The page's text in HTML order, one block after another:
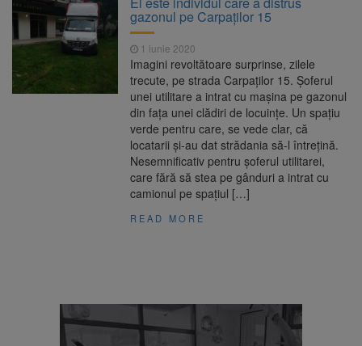
Ormeniș
6 august 2026
AUR a lansat platforma
suspeND.ro pentru urmărirea inițiativei de
suspendare a președintelui Nicușor Dan
6 august 2026
Înalta Curte analizează
dosarul lui Călin Georgescu și Horațiu Potra.
Judecătorii decid dacă începe procesul
Strategia națională pentru
biodiversitate 2026-2030, adoptată de Senat.
Proiectul merge la promulgare
gazonul pe Carpaților 15
1 iunie 2020
Imagini revoltătoare surprinse, zilele
trecute, pe strada Carpaților 15. Șoferul
unei utilitare a intrat cu mașina pe gazonul
din fața unei clădiri de locuințe. Un spațiu
verde pentru care, se vede clar, că
locatarii și-au dat strădania să-l întrețină.
Nesemnificativ pentru șoferul utilitarei,
care fără să stea pe gânduri a intrat cu
camionul pe spațiul […]
READ MORE